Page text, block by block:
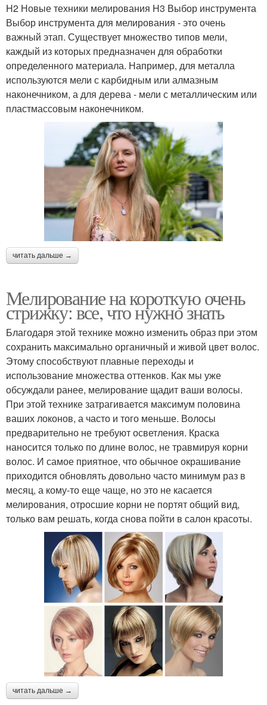
H2 Новые техники мелирования H3 Выбор инструмента
Выбор инструмента для мелирования - это очень
важный этап. Существует множество типов мели,
каждый из которых предназначен для обработки
определенного материала. Например, для металла
используются мели с карбидным или алмазным
наконечником, а для дерева - мели с металлическим или
пластмассовым наконечником.
читать дальше →
Мелирование на короткую очень
стрижку: все, что нужно знать
Благодаря этой технике можно изменить образ при этом
сохранить максимально органичный и живой цвет волос.
Этому способствуют плавные переходы и
использование множества оттенков. Как мы уже
обсуждали ранее, мелирование щадит ваши волосы.
При этой технике затрагивается максимум половина
ваших локонов, а часто и того меньше. Волосы
предварительно не требуют осветления. Краска
наносится только по длине волос, не травмируя корни
волос. И самое приятное, что обычное окрашивание
приходится обновлять довольно часто минимум раз в
месяц, а кому-то еще чаще, но это не касается
мелирования, отросшие корни не портят общий вид,
только вам решать, когда снова пойти в салон красоты.
читать дальше →